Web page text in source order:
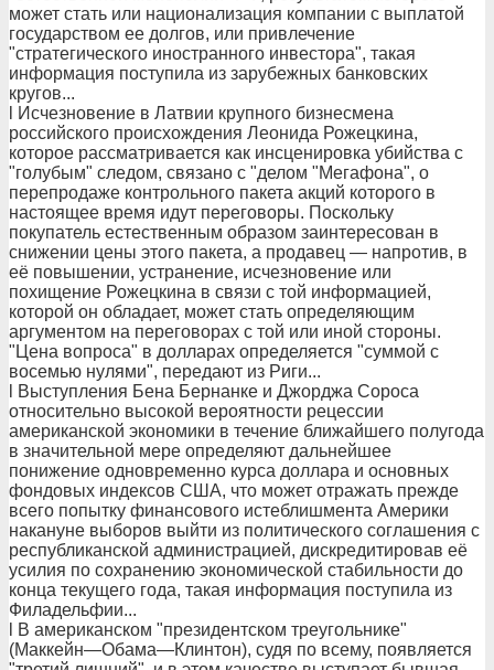
может стать или национализация компании с выплатой
государством ее долгов, или привлечение
"стратегического иностранного инвестора", такая
информация поступила из зарубежных банковских
кругов...
l Исчезновение в Латвии крупного бизнесмена
российского происхождения Леонида Рожецкина,
которое рассматривается как инсценировка убийства с
"голубым" следом, связано с "делом "Мегафона", о
перепродаже контрольного пакета акций которого в
настоящее время идут переговоры. Поскольку
покупатель естественным образом заинтересован в
снижении цены этого пакета, а продавец — напротив, в
её повышении, устранение, исчезновение или
похищение Рожецкина в связи с той информацией,
которой он обладает, может стать определяющим
аргументом на переговорах с той или иной стороны.
"Цена вопроса" в долларах определяется "суммой с
восемью нулями", передают из Риги...
l Выступления Бена Бернанке и Джорджа Сороса
относительно высокой вероятности рецессии
американской экономики в течение ближайшего полугода
в значительной мере определяют дальнейшее
понижение одновременно курса доллара и основных
фондовых индексов США, что может отражать прежде
всего попытку финансового истеблишмента Америки
накануне выборов выйти из политического соглашения с
республиканской администрацией, дискредитировав её
усилия по сохранению экономической стабильности до
конца текущего года, такая информация поступила из
Филадельфии...
l В американском "президентском треугольнике"
(Маккейн—Обама—Клинтон), судя по всему, появляется